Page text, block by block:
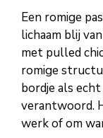
Een romige
lichaam blij
met pulled
romige
bordje als
verantwoord.
werk of om